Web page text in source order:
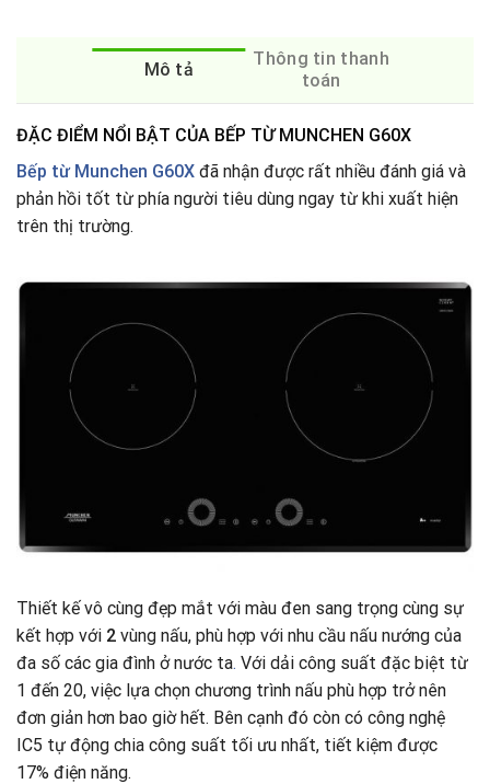
Mô tả
Thông tin thanh
toán
ĐẶC ĐIỂM NỔI BẬT CỦA BẾP TỪ MUNCHEN G60X
Bếp từ Munchen G60X đã nhận được rất nhiều đánh giá và
phản hồi tốt từ phía người tiêu dùng ngay từ khi xuất hiện
trên thị trường.
Thiết kế vô cùng đẹp mắt với màu đen sang trọng cùng sự
kết hợp với 2 vùng nấu, phù hợp với nhu cầu nấu nướng của
đa số các gia đình ở nước ta. Với dải công suất đặc biệt từ
1 đến 20, việc lựa chọn chương trình nấu phù hợp trở nên
đơn giản hơn bao giờ hết. Bên cạnh đó còn có công nghệ
IC5 tự động chia công suất tối ưu nhất, tiết kiệm được
17% điện năng.